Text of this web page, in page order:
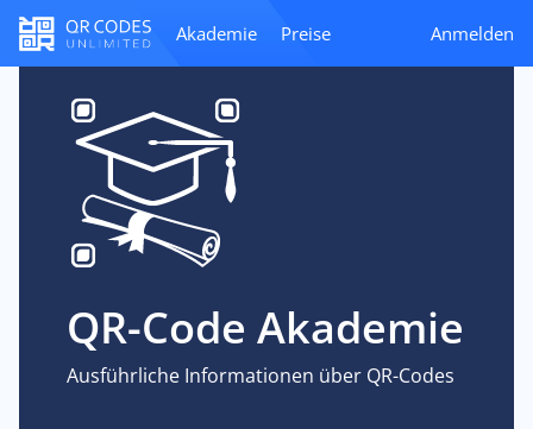
Akademie Preise Anmelden
QR-Code Akademie
Ausführliche Informationen über QR-Codes